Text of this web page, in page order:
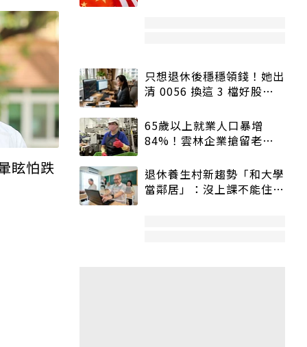
眩怕跌
只想退休後穩穩領錢！她出
清 0056 換這 3 檔好股：
65歲以上就業人口暴增
84%！雲林企業搶留老員
退休養生村新趨勢「和大學
當鄰居」：沒上課不能住、